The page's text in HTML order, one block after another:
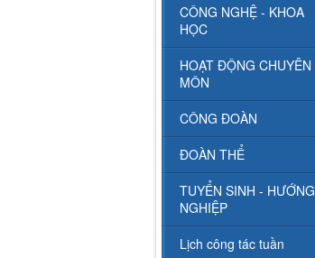
CÔNG NGHỆ - KHOA
HỌC
HOẠT ĐỘNG CHUYÊN
MÔN
CÔNG ĐOÀN
ĐOÀN THỂ
TUYỂN SINH - HƯỚNG
NGHIỆP
Lịch công tác tuần